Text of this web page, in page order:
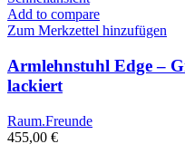
Add to compare
Zum Merkzettel hinzufügen
Armlehnstuhl Edge –
lackiert
Raum.Freunde
455,00 €